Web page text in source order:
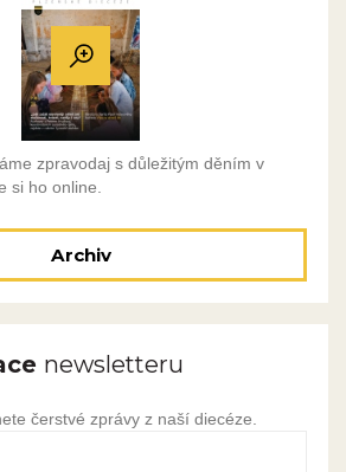
zpravodaj s důležitým děním v
si ho online.
Archiv
newsletteru
čerstvé zprávy z naší diecéze.